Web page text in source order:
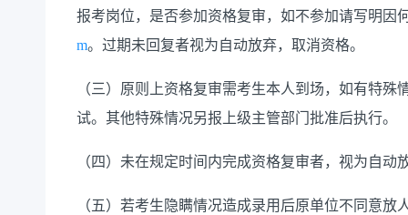
报考岗位，是否参加资格复审，如不参加请写明因
m。过期未回复者视为自动放弃，取消资格。
（三） 原则上资格复审需考生本人到场，如有特殊
试。其他特殊情况另报上级主管部门批准后执行。
（四） 未在规定时间内完成资格复审者，视为自动
（五） 若考生隐瞒情况造成录用后原单位不同意放